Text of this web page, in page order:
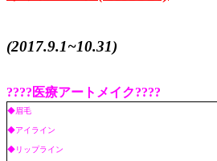
(2017.9.1~10.31)
????医療アートメイク????
◆眉毛
◆アイライン
◆リップライン